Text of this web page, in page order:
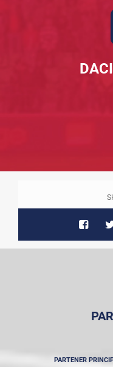
PARTENER